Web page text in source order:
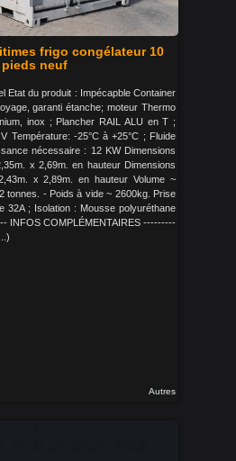
frigo congélateur 10
pieds neuf
Etat du produit : Impécapble Container
garanti étanche; moteur Thermo
inox ; Plancher RAIL ALU en T ;
Température: -25°C à +25°C ; Fluide
nécessaire : 12 KW Dimensions
x 2,69m. en hauteur Dimensions
x 2,89m. en hauteur Volume ~
tonnes. - Poids à vide ~ 2600kg. Prise
32A ; Isolation : Mousse polyuréthane
INFOS COMPLÉMENTAIRES ---------
Autres